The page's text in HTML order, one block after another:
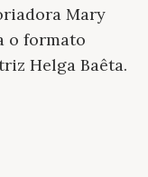
Mary
o formato
Helga Baêta.